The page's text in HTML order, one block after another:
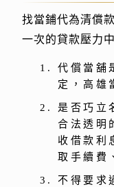
找當鋪代為清償
一次的貸款壓力
代償當舖
定，高雄
是否巧立
合法透明
收借款利
取手續費
不得要求